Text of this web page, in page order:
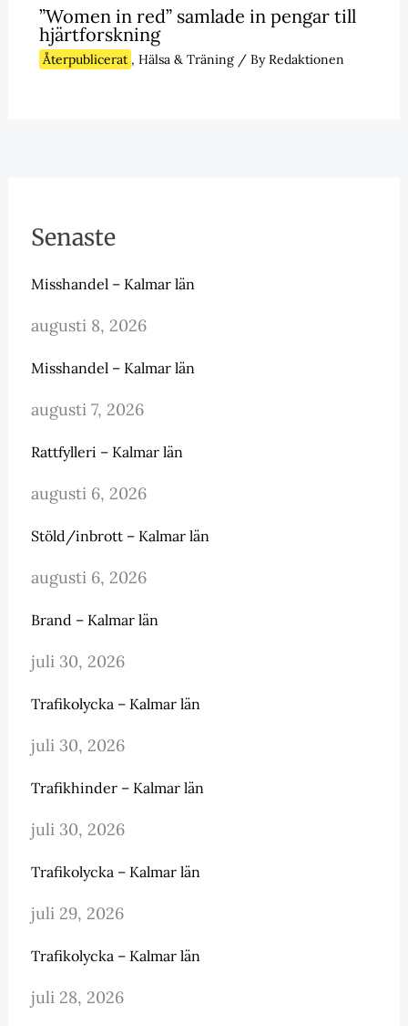
”Women in red” samlade in pengar till
hjärtforskning
Återpublicerat , Hälsa & Träning/ ByRedaktionen
Senaste
Misshandel – Kalmar län
augusti 8, 2026
Misshandel – Kalmar län
augusti 7, 2026
Rattfylleri – Kalmar län
augusti 6, 2026
Stöld/inbrott – Kalmar län
augusti 6, 2026
Brand – Kalmar län
juli 30, 2026
Trafikolycka – Kalmar län
juli 30, 2026
Trafikhinder – Kalmar län
juli 30, 2026
Trafikolycka – Kalmar län
juli 29, 2026
Trafikolycka – Kalmar län
juli 28, 2026